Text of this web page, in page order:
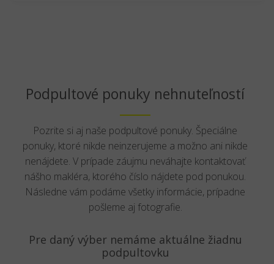
Podpultové ponuky nehnuteľností
Pozrite si aj naše podpultové ponuky. Špeciálne
ponuky, ktoré nikde neinzerujeme a možno ani nikde
nenájdete. V prípade záujmu neváhajte kontaktovať
nášho makléra, ktorého číslo nájdete pod ponukou.
Následne vám podáme všetky informácie, prípadne
pošleme aj fotografie.
Pre daný výber nemáme aktuálne žiadnu
podpultovku